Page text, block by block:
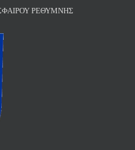
ΡΕΘΎΜΝΗΣ